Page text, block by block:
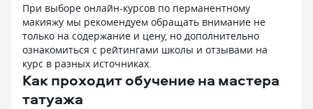
При выборе онлайн-курсов по перманентному
макияжу мы рекомендуем обращать внимание не
только на содержание и цену, но дополнительно
ознакомиться с рейтингами школы и отзывами на
курс в разных источниках.
Как проходит обучение на мастера
татуажа